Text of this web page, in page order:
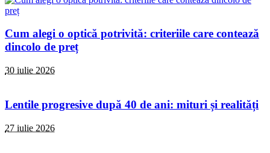
Cum alegi o optică potrivită: criteriile care contează
dincolo de preț
30 iulie 2026
Lentile progresive după 40 de ani: mituri și realități
27 iulie 2026